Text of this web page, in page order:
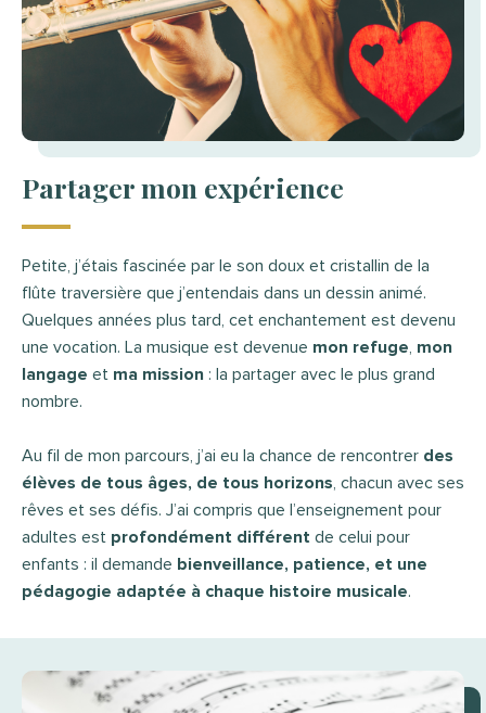
Partager mon expérience
Petite, j’étais fascinée par le son doux et cristallin de la
flûte traversière que j’entendais dans un dessin animé.
Quelques années plus tard, cet enchantement est devenu
une vocation. La musique est devenue mon refuge, mon
langage et ma mission : la partager avec le plus grand
nombre.
Au fil de mon parcours, j’ai eu la chance de rencontrer des
élèves de tous âges, de tous horizons, chacun avec ses
rêves et ses défis. J’ai compris que l’enseignement pour
adultes est profondément différent de celui pour
enfants : il demande bienveillance, patience, et une
pédagogie adaptée à chaque histoire musicale.